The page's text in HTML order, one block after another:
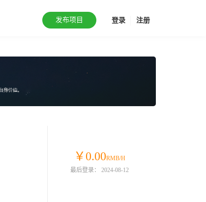
登录 注册
发布项目
￥0.00RMB/H
最后登录： 2024-08-12